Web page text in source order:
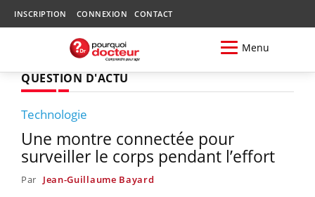
INSCRIPTION CONNEXION CONTACT
Menu
QUESTION D'ACTU
Technologie
Une montre connectée pour
surveiller le corps pendant l’effort
Par Jean-Guillaume Bayard